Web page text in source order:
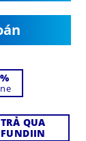
TRẢ QUA
FUNDIIN